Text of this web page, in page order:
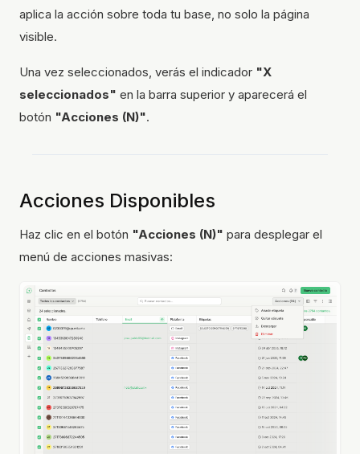
aplica la acción sobre toda tu base, no solo la página
visible.
Una vez seleccionados, verás el indicador "X
seleccionados" en la barra superior y aparecerá el
botón "Acciones (N)".
Acciones Disponibles
Haz clic en el botón "Acciones (N)" para desplegar el
menú de acciones masivas: